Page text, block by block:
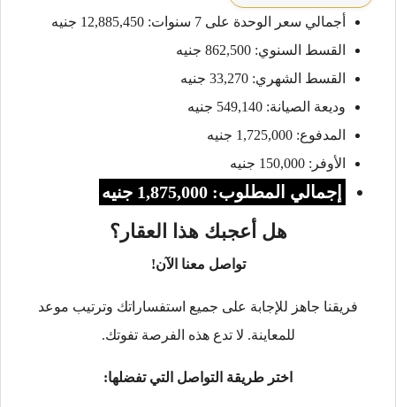
أجمالي سعر الوحدة على 7 سنوات: 12,885,450 جنيه
القسط السنوي: 862,500 جنيه
القسط الشهري: 33,270 جنيه
وديعة الصيانة: 549,140 جنيه
المدفوع: 1,725,000 جنيه
الأوفر: 150,000 جنيه
إجمالي المطلوب: 1,875,000 جنيه
هل أعجبك هذا العقار؟
تواصل معنا الآن!
فريقنا جاهز للإجابة على جميع استفساراتك وترتيب موعد
للمعاينة. لا تدع هذه الفرصة تفوتك.
اختر طريقة التواصل التي تفضلها: